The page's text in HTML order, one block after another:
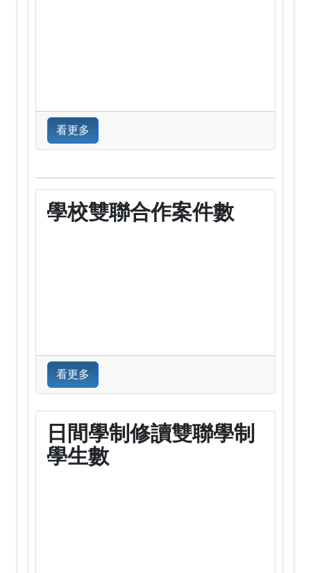
看更多
學校雙聯合作案件數
看更多
日間學制修讀雙聯學制
學生數